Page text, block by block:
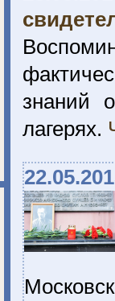
знаний
лагерях.